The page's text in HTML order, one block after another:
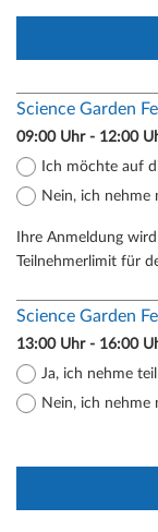
Science Garden
09:00 Uhr - 12:00
Ich möchte auf
Nein, ich nehme
Ihre Anmeldung
Teilnehmerlimit für
Science Garden
13:00 Uhr - 16:00
Ja, ich nehme teil
Nein, ich nehme